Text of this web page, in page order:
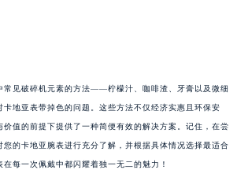
常见破碎机元素的方法——柠檬汁、咖啡渣、牙膏以及微细
地亚表带掉色的问题。这些方法不仅经济实惠且环保安
值的前提下提供了一种简便有效的解决方案。记住，在尝
的卡地亚腕表进行充分了解，并根据具体情况选择最适合
每一次佩戴中都闪耀着独一无二的魅力！